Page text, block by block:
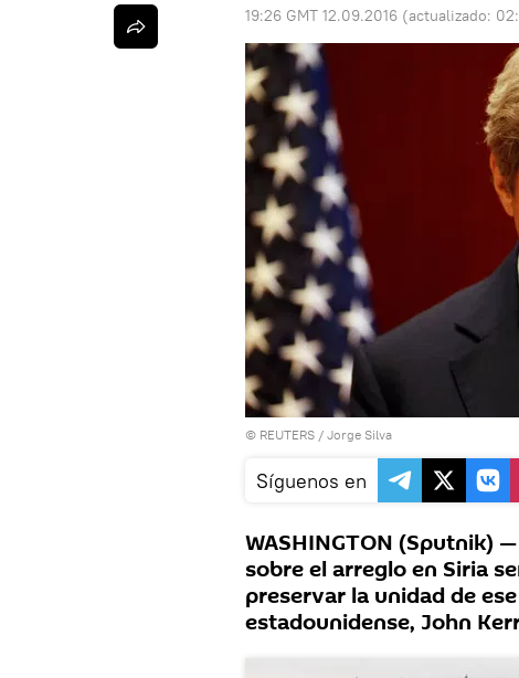
19:26 GMT 12.09.2016 (actualizado:
© REUTERS / Jorge Silva
Síguenos en
WASHINGTON (Sputnik)
sobre el arreglo en Siria
preservar la unidad de
estadounidense, John